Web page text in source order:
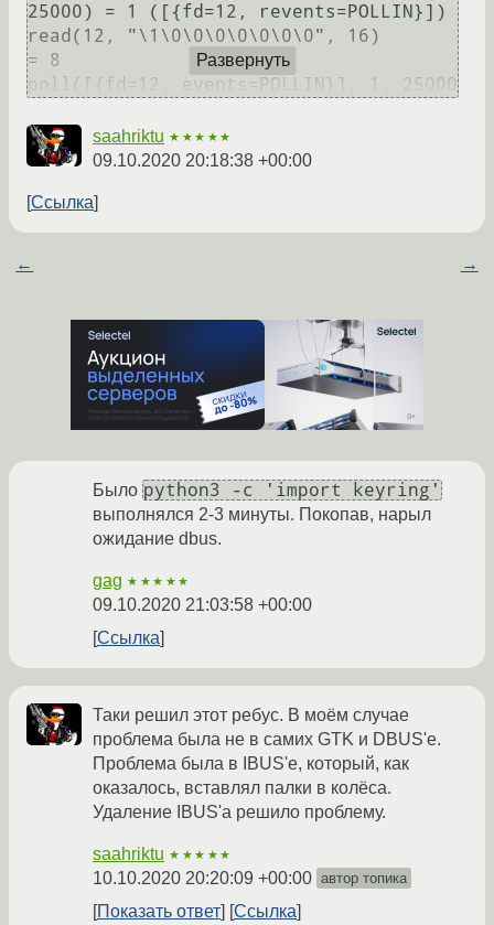
25000) = 1 ([{fd=12, revents=POLLIN}])
read(12, "\1\0\0\0\0\0\0\0", 16)
= 8
Развернуть
saahriktu ★★★★★
09.10.2020 20:18:38 +00:00
Ссылка
← →
Было python3 -c 'import keyring'
выполнялся 2-3 минуты. Покопав, нарыл
ожидание dbus.
gag ★★★★★
09.10.2020 21:03:58 +00:00
Ссылка
Таки решил этот ребус. В моём случае
проблема была не в самих GTK и DBUS'е.
Проблема была в IBUS'е, который, как
оказалось, вставлял палки в колёса.
Удаление IBUS'а решило проблему.
saahriktu ★★★★★
10.10.2020 20:20:09 +00:00 автор топика
Показать ответ Ссылка